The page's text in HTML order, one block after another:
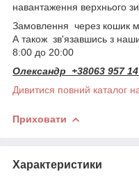
навантаження верхнього
Замовлення через кошик
А також зв'язавшись з
8:00 до 20:00
Олександр +38063 957
Дивитися повний каталог
Приховати
Характеристики